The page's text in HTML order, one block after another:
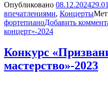
Опубликовано 08.12.2024
впечатлениями, Концерты
фортепианоДобавить
концерт»-2024
Конкурс
мастерство»-2023